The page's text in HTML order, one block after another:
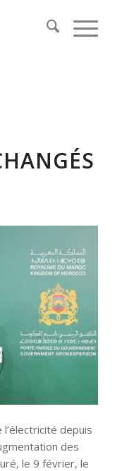
depuis
des
le 9 février, le